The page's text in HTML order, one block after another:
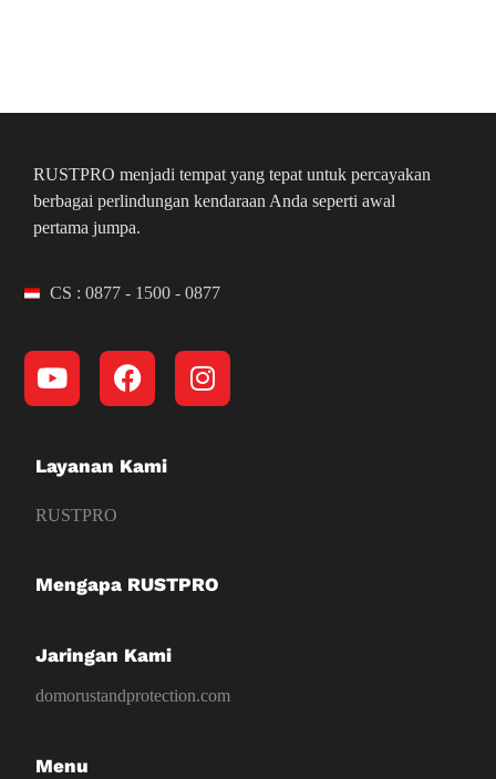
RUSTPRO menjadi tempat yang tepat untuk percayakan
berbagai perlindungan kendaraan Anda seperti awal
pertama jumpa.
CS : 0877 - 1500 - 0877
Layanan Kami
RUSTPRO
Mengapa RUSTPRO
Jaringan Kami
domorustandprotection.com
Menu